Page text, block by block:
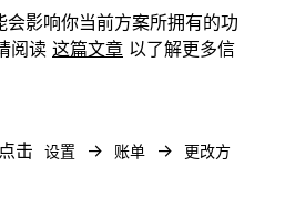
影响你当前方案所拥有的功
阅读 这篇文章 以了解更多信
击
设置 → 账单 →
更改方